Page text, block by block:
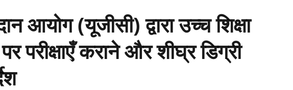
आयोग (यूजीसी) द्वारा उच्च शिक्षा
परीक्षाएँ कराने और शीघ्र डिग्री